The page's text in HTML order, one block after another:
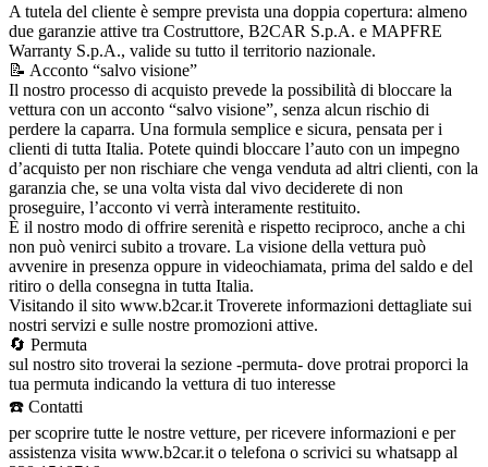
A tutela del cliente è sempre prevista una doppia copertura: almeno
due garanzie attive tra Costruttore, B2CAR S.p.A. e MAPFRE
Warranty S.p.A., valide su tutto il territorio nazionale.
📝 Acconto “salvo visione”
Il nostro processo di acquisto prevede la possibilità di bloccare la
vettura con un acconto “salvo visione”, senza alcun rischio di
perdere la caparra. Una formula semplice e sicura, pensata per i
clienti di tutta Italia. Potete quindi bloccare l’auto con un impegno
d’acquisto per non rischiare che venga venduta ad altri clienti, con la
garanzia che, se una volta vista dal vivo deciderete di non
proseguire, l’acconto vi verrà interamente restituito.
È il nostro modo di offrire serenità e rispetto reciproco, anche a chi
non può venirci subito a trovare. La visione della vettura può
avvenire in presenza oppure in videochiamata, prima del saldo e del
ritiro o della consegna in tutta Italia.
Visitando il sito www.b2car.it Troverete informazioni dettagliate sui
nostri servizi e sulle nostre promozioni attive.
🔄 Permuta
sul nostro sito troverai la sezione -permuta- dove protrai proporci la
tua permuta indicando la vettura di tuo interesse
☎️ Contatti
per scoprire tutte le nostre vetture, per ricevere informazioni e per
assistenza visita www.b2car.it o telefona o scrivici su whatsapp al